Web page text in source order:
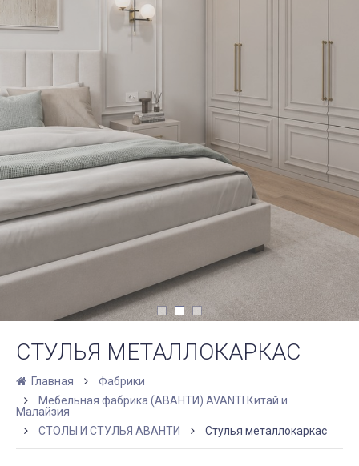
СТУЛЬЯ МЕТАЛЛОКАРКАС
Главная
Фабрики
Мебельная фабрика (АВАНТИ) AVANTI Китай и
Малайзия
СТОЛЫ И СТУЛЬЯ АВАНТИ
Стулья металлокаркас